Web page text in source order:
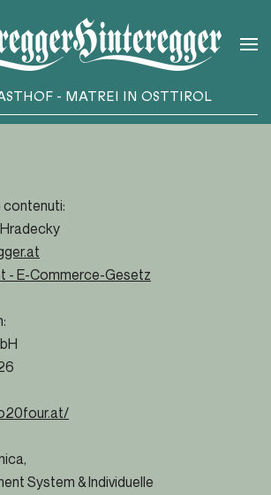
- MATREI IN OSTTIROL
contenuti:
- E-Commerce-Gesetz
System & Individuelle